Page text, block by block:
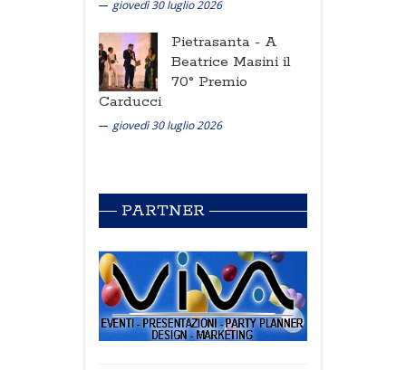
giovedì 30 luglio 2026
Pietrasanta - A
Beatrice Masini il
70° Premio
Carducci
giovedì 30 luglio 2026
PARTNER